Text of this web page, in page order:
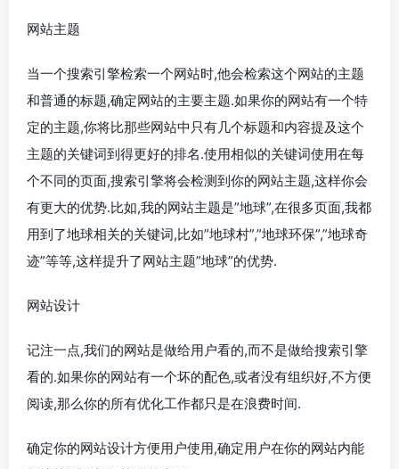
网站主题
当一个搜索引擎检索一个网站时,他会检索这个网站的主题
和普通的标题,确定网站的主要主题.如果你的网站有一个特
定的主题,你将比那些网站中只有几个标题和内容提及这个
主题的关键词到得更好的排名.使用相似的关键词使用在每
个不同的页面,搜索引擎将会检测到你的网站主题,这样你会
有更大的优势.比如,我的网站主题是”地球”,在很多页面,我都
用到了地球相关的关键词,比如”地球村”,”地球环保”,”地球奇
迹”等等,这样提升了网站主题”地球”的优势.
网站设计
记注一点,我们的网站是做给用户看的,而不是做给搜索引擎
看的.如果你的网站有一个坏的配色,或者没有组织好,不方便
阅读,那么你的所有优化工作都只是在浪费时间.
确定你的网站设计方便用户使用,确定用户在你的网站内能